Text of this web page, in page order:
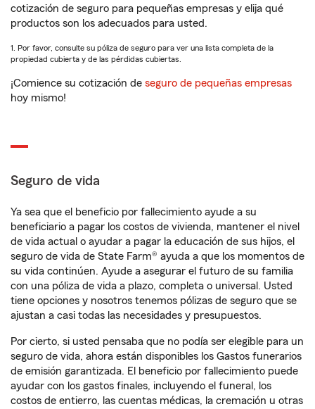
cotización de seguro para pequeñas empresas y elija qué
productos son los adecuados para usted.
1. Por favor, consulte su póliza de seguro para ver una lista completa de la
propiedad cubierta y de las pérdidas cubiertas.
¡Comience su cotización de seguro de pequeñas empresas
hoy mismo!
Seguro de vida
Ya sea que el beneficio por fallecimiento ayude a su
beneficiario a pagar los costos de vivienda, mantener el nivel
de vida actual o ayudar a pagar la educación de sus hijos, el
seguro de vida de State Farm® ayuda a que los momentos de
su vida continúen. Ayude a asegurar el futuro de su familia
con una póliza de vida a plazo, completa o universal. Usted
tiene opciones y nosotros tenemos pólizas de seguro que se
ajustan a casi todas las necesidades y presupuestos.
Por cierto, si usted pensaba que no podía ser elegible para un
seguro de vida, ahora están disponibles los Gastos funerarios
de emisión garantizada. El beneficio por fallecimiento puede
ayudar con los gastos finales, incluyendo el funeral, los
costos de entierro, las cuentas médicas, la cremación u otras